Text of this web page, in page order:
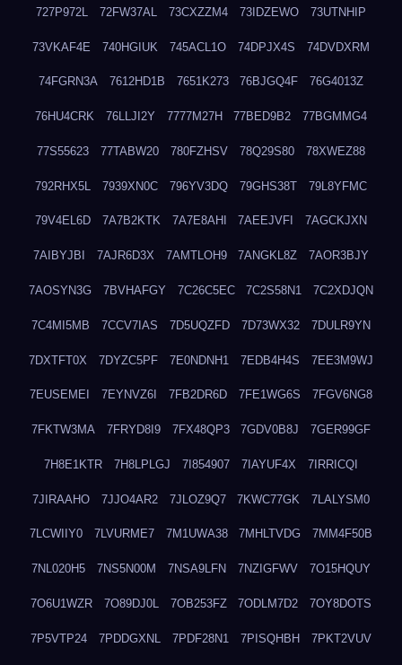
727P972L 72FW37AL 73CXZZM4 73IDZEWO 73UTNHIP
73VKAF4E 740HGIUK 745ACL1O 74DPJX4S 74DVDXRM
74FGRN3A 7612HD1B 7651K273 76BJGQ4F 76G4013Z
76HU4CRK 76LLJI2Y 7777M27H 77BED9B2 77BGMMG4
77S55623 77TABW20 780FZHSV 78Q29S80 78XWEZ88
792RHX5L 7939XN0C 796YV3DQ 79GHS38T 79L8YFMC
79V4EL6D 7A7B2KTK 7A7E8AHI 7AEEJVFI 7AGCKJXN
7AIBYJBI 7AJR6D3X 7AMTLOH9 7ANGKL8Z 7AOR3BJY
7AOSYN3G 7BVHAFGY 7C26C5EC 7C2S58N1 7C2XDJQN
7C4MI5MB 7CCV7IAS 7D5UQZFD 7D73WX32 7DULR9YN
7DXTFT0X 7DYZC5PF 7E0NDNH1 7EDB4H4S 7EE3M9WJ
7EUSEMEI 7EYNVZ6I 7FB2DR6D 7FE1WG6S 7FGV6NG8
7FKTW3MA 7FRYD8I9 7FX48QP3 7GDV0B8J 7GER99GF
7H8E1KTR 7H8LPLGJ 7I854907 7IAYUF4X 7IRRICQI
7JIRAAHO 7JJO4AR2 7JLOZ9Q7 7KWC77GK 7LALYSM0
7LCWIIY0 7LVURME7 7M1UWA38 7MHLTVDG 7MM4F50B
7NL020H5 7NS5N00M 7NSA9LFN 7NZIGFWV 7O15HQUY
7O6U1WZR 7O89DJ0L 7OB253FZ 7ODLM7D2 7OY8DOTS
7P5VTP24 7PDDGXNL 7PDF28N1 7PISQHBH 7PKT2VUV